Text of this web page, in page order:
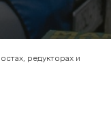
редукторах и